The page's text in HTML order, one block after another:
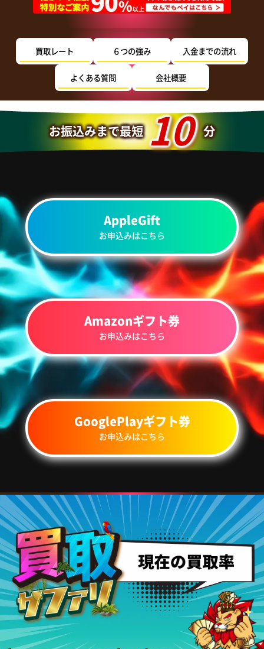
買取レート ６つの強み 入金までの流れ
よくある質問 会社概要
お振込みまで最短 10 分
AppleGift
お申込みはこちら
Amazonギフト券
お申込みはこちら
GooglePlayギフト券
お申込みはこちら